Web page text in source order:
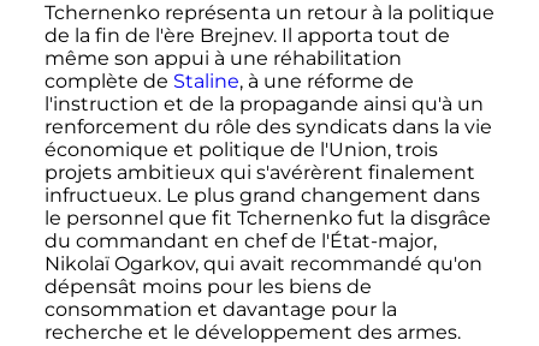
Tchernenko représenta un retour à la politique
de la fin de l'ère Brejnev. Il apporta tout de
même son appui à une réhabilitation
complète de Staline, à une réforme de
l'instruction et de la propagande ainsi qu'à un
renforcement du rôle des syndicats dans la vie
économique et politique de l'Union, trois
projets ambitieux qui s'avérèrent finalement
infructueux. Le plus grand changement dans
le personnel que fit Tchernenko fut la disgrâce
du commandant en chef de l'État-major,
Nikolaï Ogarkov, qui avait recommandé qu'on
dépensât moins pour les biens de
consommation et davantage pour la
recherche et le développement des armes.